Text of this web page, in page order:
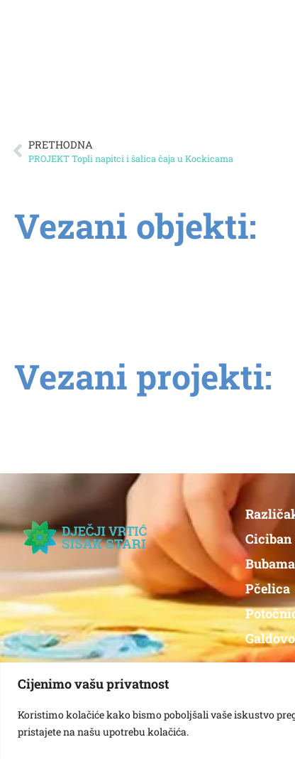
Cijenimo vašu privatnost
Koristimo kolačiće kako bismo poboljšali vaše iskustvo
pristajete na našu upotrebu kolačića.
PRETHODNA
PROJEKT Topli napitci i šalica čaja u Kockicama
Vezani objekti:
Vezani projekti:
Ciciban
Pčelica
Galdovo